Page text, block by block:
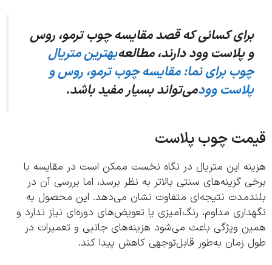
کسانی که قصد مقایسه چوب ترمو، روس
پلاست وود دارند، مطالعهبهترین متریال
برای نما: مقایسه چوب ترمو، روس و
وود می‌تواند بسیار مفید باشد.
چوب پلاست
این متریال در نگاه نخست ممکن است در مقایسه با
گزینه‌های سنتی بالاتر به نظر برسد، اما بررسی آن در
نتیجه‌ای متفاوت نشان می‌دهد. این محصول به
مداوم، رنگ‌آمیزی یا تعویض‌های دوره‌ای نیاز ندارد و
ویژگی باعث می‌شود هزینه‌های جانبی و تعمیرات در
زمان به‌طور قابل‌توجهی کاهش پیدا کند.